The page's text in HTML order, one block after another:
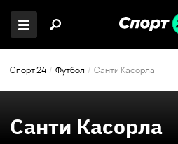
Спорт 24 Футбол Санти Касорла
Санти Касорла